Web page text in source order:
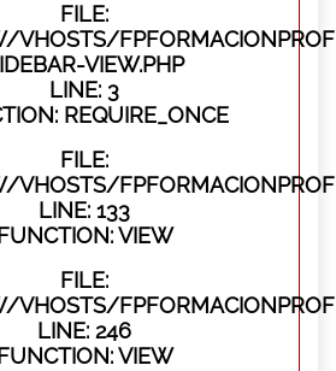
FILE:
VIEW.PHP
LINE: 3
REQUIRE_ONCE
FILE:
LINE: 133
VIEW
FILE:
LINE: 246
VIEW